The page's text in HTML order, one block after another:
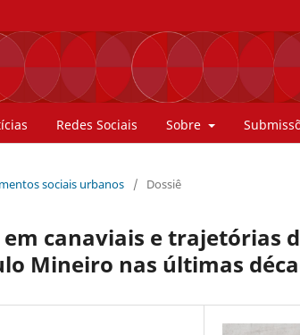
Redes Sociais Sobre
sociais urbanos / Dossiê
canaviais e trajetórias
Mineiro nas últimas